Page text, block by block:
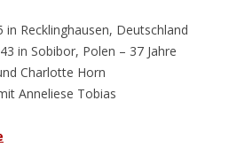
in Recklinghausen, Deutschland
in Sobibor, Polen – 37 Jahre
Charlotte Horn
Anneliese Tobias